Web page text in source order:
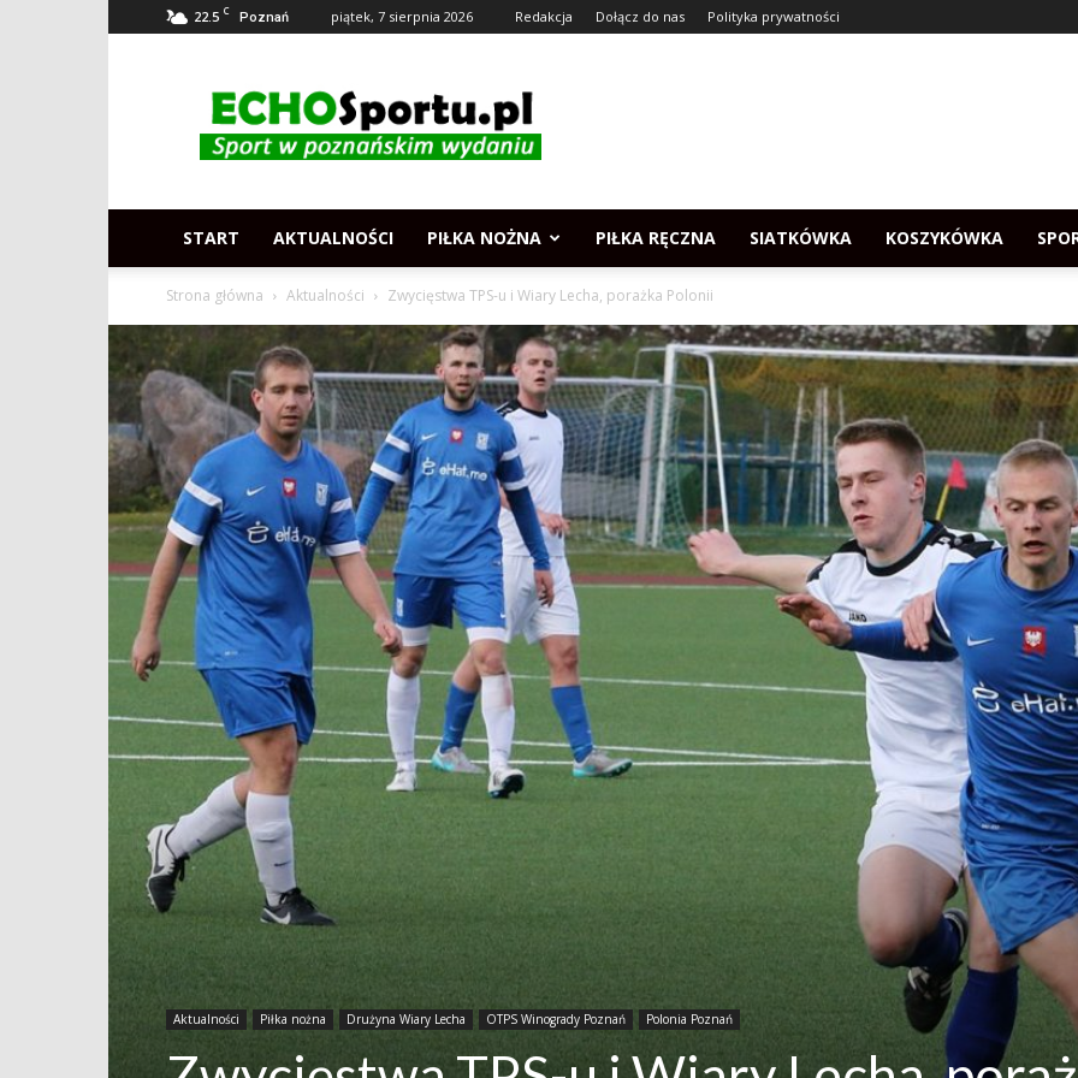
22.5 C Poznań piątek, 7 sierpnia 2026 Redakcja Dołącz do nas Polityka prywatności
–
Sport
w
START AKTUALNOŚCI PIŁKA NOŻNA PIŁKA RĘCZNA SIATKÓWKA KOSZYKÓWKA
Strona główna Aktualności Zwycięstwa TPS-u i Wiary Lecha, porażka Polonii
Aktualności Piłka nożna Drużyna Wiary Lecha OTPS Winogrady Poznań Polonia Poznań